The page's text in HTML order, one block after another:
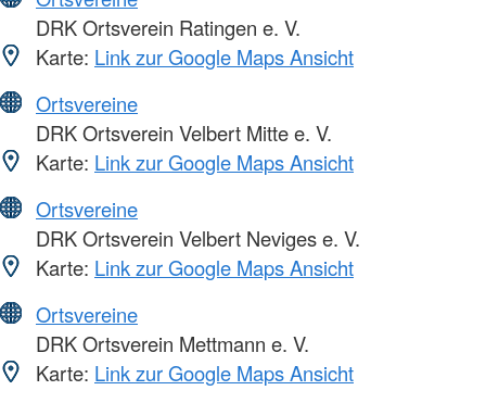
DRK Ortsverein Ratingen e. V.
Karte: Link zur Google Maps Ansicht
Ortsvereine
DRK Ortsverein Velbert Mitte e. V.
Karte: Link zur Google Maps Ansicht
Ortsvereine
DRK Ortsverein Velbert Neviges e. V.
Karte: Link zur Google Maps Ansicht
Ortsvereine
DRK Ortsverein Mettmann e. V.
Karte: Link zur Google Maps Ansicht